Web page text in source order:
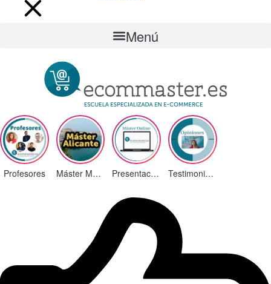
Menú
Profesores Máster Marketing Digital en Alicante Presentación ¡Nuevas Ediciones! Testimonios Alumnos